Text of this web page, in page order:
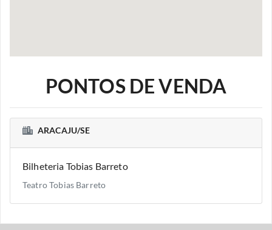
PONTOS DE VENDA
ARACAJU/SE
Bilheteria Tobias Barreto
Teatro Tobias Barreto